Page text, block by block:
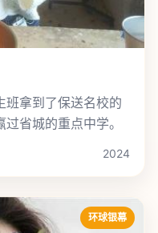
班拿到了保送名校的
省城的重点中学。
2024
环球银幕